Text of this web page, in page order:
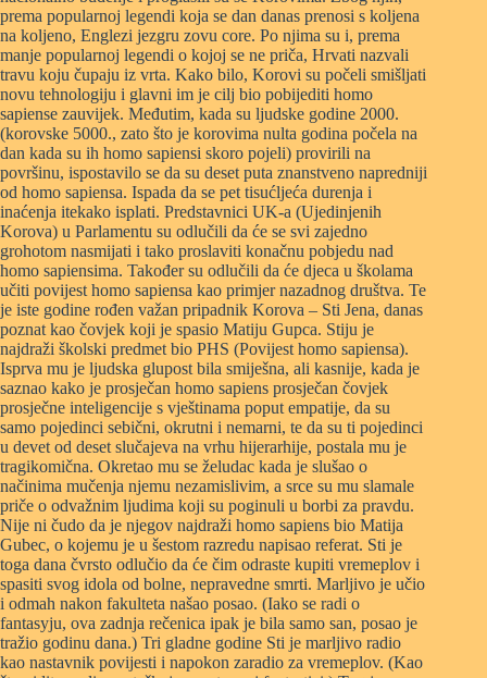
prema popularnoj legendi koja se dan danas prenosi s koljena
na koljeno, Englezi jezgru zovu core. Po njima su i, prema
manje popularnoj legendi o kojoj se ne priča, Hrvati nazvali
travu koju čupaju iz vrta. Kako bilo, Korovi su počeli smišljati
novu tehnologiju i glavni im je cilj bio pobijediti homo
sapiense zauvijek. Međutim, kada su ljudske godine 2000.
(korovske 5000., zato što je korovima nulta godina počela na
dan kada su ih homo sapiensi skoro pojeli) provirili na
površinu, ispostavilo se da su deset puta znanstveno napredniji
od homo sapiensa. Ispada da se pet tisućljeća durenja i
inaćenja itekako isplati. Predstavnici UK-a (Ujedinjenih
Korova) u Parlamentu su odlučili da će se svi zajedno
grohotom nasmijati i tako proslaviti konačnu pobjedu nad
homo sapiensima. Također su odlučili da će djeca u školama
učiti povijest homo sapiensa kao primjer nazadnog društva. Te
je iste godine rođen važan pripadnik Korova – Sti Jena, danas
poznat kao čovjek koji je spasio Matiju Gupca. Stiju je
najdraži školski predmet bio PHS (Povijest homo sapiensa).
Isprva mu je ljudska glupost bila smiješna, ali kasnije, kada je
saznao kako je prosječan homo sapiens prosječan čovjek
prosječne inteligencije s vještinama poput empatije, da su
samo pojedinci sebični, okrutni i nemarni, te da su ti pojedinci
u devet od deset slučajeva na vrhu hijerarhije, postala mu je
tragikomična. Okretao mu se želudac kada je slušao o
načinima mučenja njemu nezamislivim, a srce su mu slamale
priče o odvažnim ljudima koji su poginuli u borbi za pravdu.
Nije ni čudo da je njegov najdraži homo sapiens bio Matija
Gubec, o kojemu je u šestom razredu napisao referat. Sti je
toga dana čvrsto odlučio da će čim odraste kupiti vremeplov i
spasiti svog idola od bolne, nepravedne smrti. Marljivo je učio
i odmah nakon fakulteta našao posao. (Iako se radi o
fantasyju, ova zadnja rečenica ipak je bila samo san, posao je
tražio godinu dana.) Tri gladne godine Sti je marljivo radio
kao nastavnik povijesti i napokon zaradio za vremeplov. (Kao